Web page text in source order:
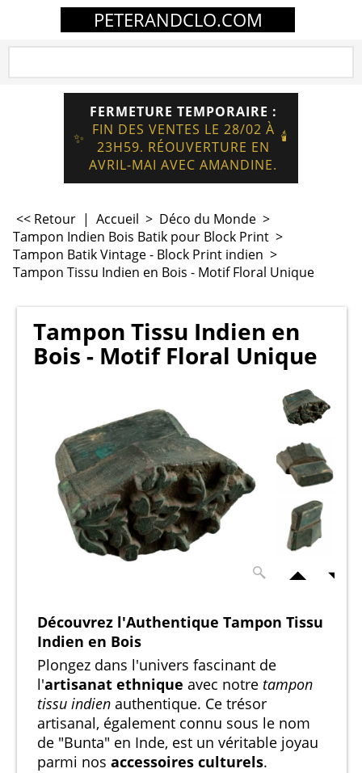
PETERANDCLO.COM
✨
FERMETURE TEMPORAIRE :
FIN DES VENTES LE 28/02 À
23H59. RÉOUVERTURE EN
AVRIL-MAI AVEC AMANDINE.
🕯️
<< Retour | Accueil > Déco du Monde >
Tampon Indien Bois Batik pour Block Print >
Tampon Batik Vintage - Block Print indien >
Tampon Tissu Indien en Bois - Motif Floral Unique
Tampon Tissu Indien en
Bois - Motif Floral Unique
Découvrez l'Authentique Tampon Tissu
Indien en Bois
Plongez dans l'univers fascinant de
l'artisanat ethnique avec notre tampon
tissu indien authentique. Ce trésor
artisanal, également connu sous le nom
de "Bunta" en Inde, est un véritable joyau
parmi nos accessoires culturels.